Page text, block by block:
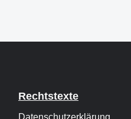
Rechtstexte
Datenschutzerklärung